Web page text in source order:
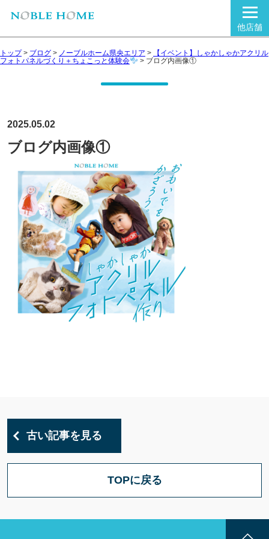
他店舗
トップ> ブログ > ノーブルホーム県央エリア >
【イベント】しゃかしゃかアクリル
フォトパネルづくり＋ちょこっと体験会
> ブログ内画像①
2025.05.02
ブログ内画像①
古い記事を見る
TOPに戻る